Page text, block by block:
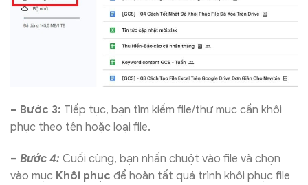
– Bước 3: Tiếp tục, bạn tìm kiếm file/thư mục cần khôi
phục theo tên hoặc loại file.
– Bước 4: Cuối cùng, bạn nhấn chuột vào file và chọn
vào mục Khôi phục để hoàn tất quá trình khôi phục file